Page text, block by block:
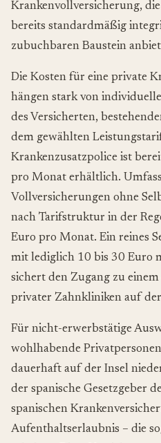
Krankenvollversicherung,
bereits standardmäßig
zubuchbaren Baustein
Die Kosten für eine private
hängen stark von
des Versicherten,
dem gewählten
Krankenzusatzpolice ist
pro Monat erhältlich.
Vollversicherungen ohne
nach Tarifstruktur in der
Euro pro Monat. Ein reines
mit lediglich 10 bis 30 Euro
sichert den Zugang zu
privater Zahnkliniken auf
Für nicht-erwerbstätige
wohlhabende
dauerhaft auf der Insel
der spanische Gesetzgeber
spanischen
Aufenthaltserlaubnis – die